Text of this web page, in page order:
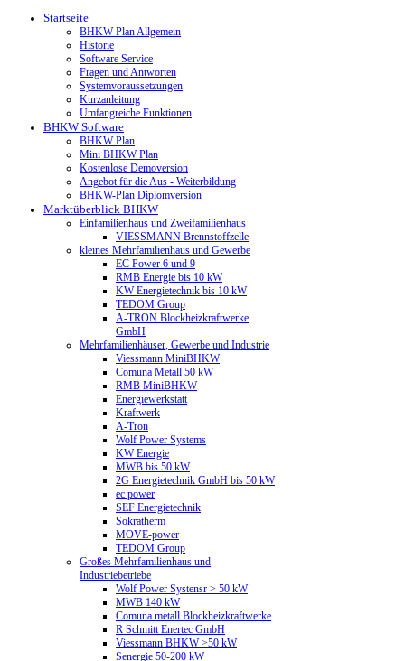
Startseite
BHKW-Plan Allgemein
Historie
Software Service
Fragen und Antworten
Systemvoraussetzungen
Kurzanleitung
Umfangreiche Funktionen
BHKW Software
BHKW Plan
Mini BHKW Plan
Kostenlose Demoversion
Angebot für die Aus - Weiterbildung
BHKW-Plan Diplomversion
Marktüberblick BHKW
Einfamilienhaus und Zweifamilienhaus
VIESSMANN Brennstoffzelle
kleines Mehrfamilienhaus und Gewerbe
EC Power 6 und 9
RMB Energie bis 10 kW
KW Energietechnik bis 10 kW
TEDOM Group
A-TRON Blockheizkraftwerke
GmbH
Mehrfamilienhäuser, Gewerbe und Industrie
Viessmann MiniBHKW
Comuna Metall 50 kW
RMB MiniBHKW
Energiewerkstatt
Kraftwerk
A-Tron
Wolf Power Systems
KW Energie
MWB bis 50 kW
2G Energietechnik GmbH bis 50 kW
ec power
SEF Energietechnik
Sokratherm
MOVE-power
TEDOM Group
Großes Mehrfamilienhaus und
Industriebetriebe
Wolf Power Systensr > 50 kW
MWB 140 kW
Comuna metall Blockheizkraftwerke
R Schmitt Enertec GmbH
Viessmann BHKW >50 kW
Senergie 50-200 kW